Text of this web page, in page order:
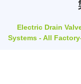
Electric Drain
Systems - All